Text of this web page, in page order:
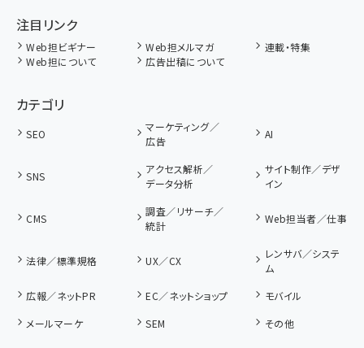
注目リンク
Web担ビギナー Web担メルマガ
連載・特集
Web担について
広告出稿について
カテゴリ
SEO
マーケティング／
広告
AI
SNS
アクセス解析／
データ分析
サイト制作／デザ
イン
CMS
調査／リサーチ／
統計
Web担当者／仕事
法律／標準規格 UX／CX
レンサバ／システ
ム
広報／ネットPR
EC／ネットショップ
モバイル
メールマーケ
SEM その他